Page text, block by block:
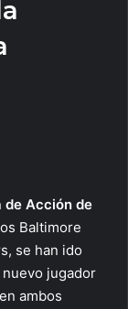
de Acción de
Baltimore
se han ido
jugador
ambos